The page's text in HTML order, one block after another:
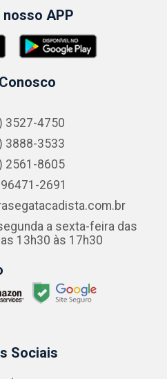
nosso APP
3527-4750
3888-3533
2561-8605
2691
a sexta-feira das
13h30 às 17h30
Sociais